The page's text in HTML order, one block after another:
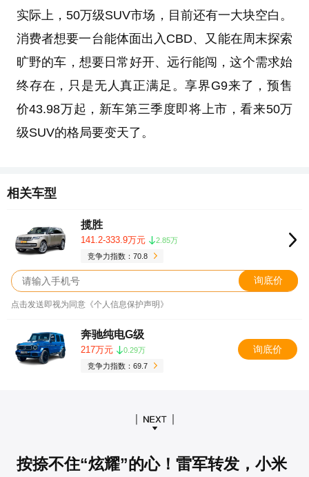
实际上，50万级SUV市场，目前还有一大块空白。
消费者想要一台能体面出入CBD、又能在周末探索
旷野的车，想要日常好开、远行能闯，这个需求始
终存在，只是无人真正满足。享界G9来了，预售
价43.98万起，新车第三季度即将上市，看来50万
级SUV的格局要变天了。
相关车型
揽胜
141.2-333.9万元
2.85万
竞争力指数：70.8
询底价
点击发送即视为同意《个人信息保护声明》
奔驰纯电G级
217万元
0.29万
竞争力指数：69.7
询底价
按捺不住“炫耀”的心！雷军转发，小米